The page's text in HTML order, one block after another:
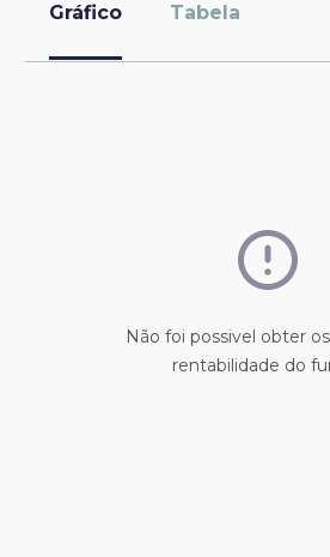
Gráfico Tabela
Não foi possivel obter
rentabilidade do